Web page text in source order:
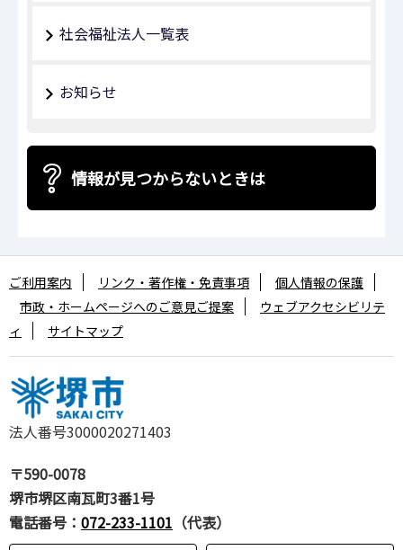
社会福祉法人一覧表
お知らせ
情報が見つからないときは
法人番号3000020271403
〒590-0078
堺市堺区南瓦町3番1号
電話番号： 072-233-1101 （代表）
ご利用案内 リンク・著作権・免責事項
個人情報の保護
市政・ホームページへのご意見ご提案
ウェブアクセシビリテ
ィ
サイトマップ